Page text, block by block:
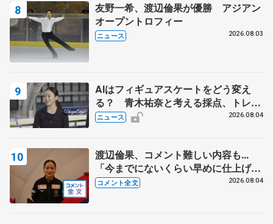
友野一希、渡辺倫果が優勝 アジアン
オープントロフィー
ニュース 2026.08.03
AIはフィギュアスケートをどう変え
る？ 青木祐奈と考える採点、トレー
ニングの未来
ニュース 2026.08.04
渡辺倫果、コメント難しい内容も...
「今までにないくらい早めに仕上げら
れている」 【アジアンオープントロ
コメント全文 2026.08.04